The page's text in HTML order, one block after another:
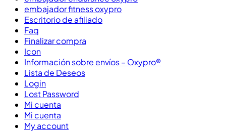
embajador fitness oxypro
Escritorio de afiliado
Faq
Finalizar compra
Icon
Información sobre envíos – Oxypro®
Lista de Deseos
Login
Lost Password
Mi cuenta
Mi cuenta
My account